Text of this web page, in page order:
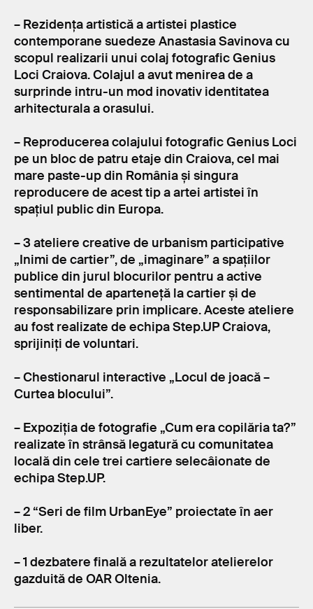
– Rezidența artistică a artistei plastice
contemporane suedeze Anastasia Savinova cu
scopul realizarii unui colaj fotografic Genius
Loci Craiova. Colajul a avut menirea de a
surprinde intru-un mod inovativ identitatea
arhitecturala a orasului.
– Reproducerea colajului fotografic Genius Loci
pe un bloc de patru etaje din Craiova, cel mai
mare paste-up din România și singura
reproducere de acest tip a artei artistei în
spațiul public din Europa.
– 3 ateliere creative de urbanism participative
„Inimi de cartier”, de „imaginare” a spațiilor
publice din jurul blocurilor pentru a active
sentimental de aparteneță la cartier și de
responsabilizare prin implicare. Aceste ateliere
au fost realizate de echipa Step.UP Craiova,
sprijiniți de voluntari.
– Chestionarul interactive „Locul de joacă –
Curtea blocului”.
– Expoziția de fotografie „Cum era copilăria ta?”
realizate în strânsă legatură cu comunitatea
locală din cele trei cartiere selecâionate de
echipa Step.UP.
– 2 “Seri de film UrbanEye” proiectate în aer
liber.
– 1 dezbatere finală a rezultatelor atelierelor
gazduită de OAR Oltenia.